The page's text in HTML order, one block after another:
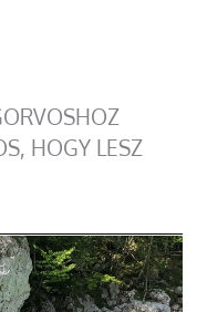
HOGY LESZ